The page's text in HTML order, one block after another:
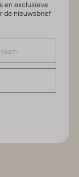
en exclusieve
de nieuwsbrief